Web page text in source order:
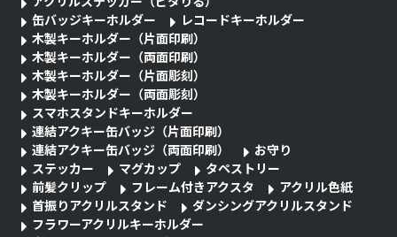
缶バッジキーホルダー
レコードキーホルダー
木製キーホルダー（片面印刷）
木製キーホルダー（両面印刷）
木製キーホルダー（片面彫刻）
木製キーホルダー（両面彫刻）
スマホスタンドキーホルダー
連結アクキー缶バッジ（片面印刷）
連結アクキー缶バッジ（両面印刷）
お守り
ステッカー
マグカップ
タペストリー
前髪クリップ
フレーム付きアクスタ
アクリル色紙
首振りアクリルスタンド
ダンシングアクリルスタンド
フラワーアクリルキーホルダー